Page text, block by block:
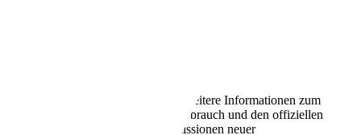
Weitere Informationen zum
offiziellen Kraftstoffverbrauch und den offiziellen
spezifischen CO2-Emissionen neuer